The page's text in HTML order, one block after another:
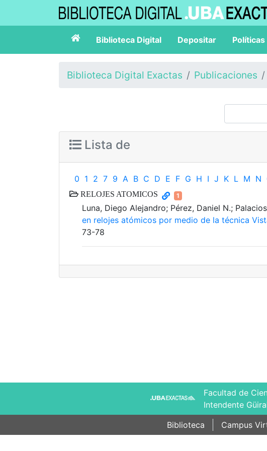
Biblioteca Digital Depositar Políticas
Biblioteca Digital Exactas Publicaciones
Lista de
0 1 2 7 9 A B C D E F G H I J K L M N
RELOJES ATOMICOS 1
Luna, Diego Alejandro; Pérez, Daniel N.;
en relojes atómicos por medio de la técnica
73-78
Facultad de
Intendente
Biblioteca
Campus